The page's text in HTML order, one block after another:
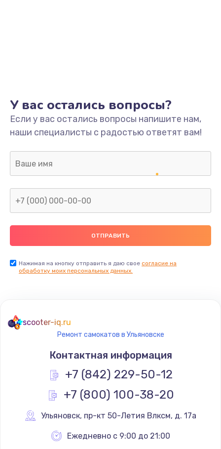
У вас остались вопросы?
Если у вас остались вопросы напишите нам,
наши специалисты с радостью ответят вам!
Нажимая на кнопку отправить я даю свое согласие на
обработку моих персональных данных.
scooter-iq.ru
Ремонт самокатов в Ульяновске
Контактная информация
+7 (842) 229-50-12
+7 (800) 100-38-20
Ульяновск, пр-кт 50-Летия Влксм, д. 17а
Ежедневно с 9:00 до 21:00